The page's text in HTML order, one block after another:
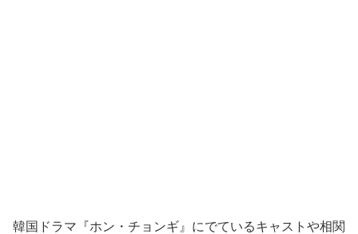
韓国ドラマ『ホン・チョンギ』にでているキャストや相関